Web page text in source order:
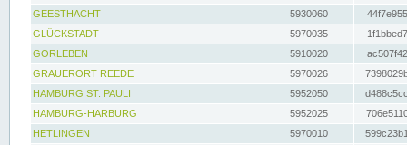
GEESTHACHT
5930060
GLÜCKSTADT
5970035
GORLEBEN
5910020
GRAUERORT REEDE
5970026
HAMBURG ST. PAULI
5952050
HAMBURG-HARBURG
5952025
HETLINGEN
5970010